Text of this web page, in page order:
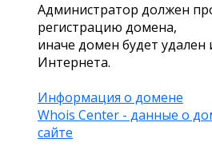
Администратор должен
регистрацию домена,
иначе домен будет удален
Интернета.
Информация о домене
Whois Center - данные о
сайте